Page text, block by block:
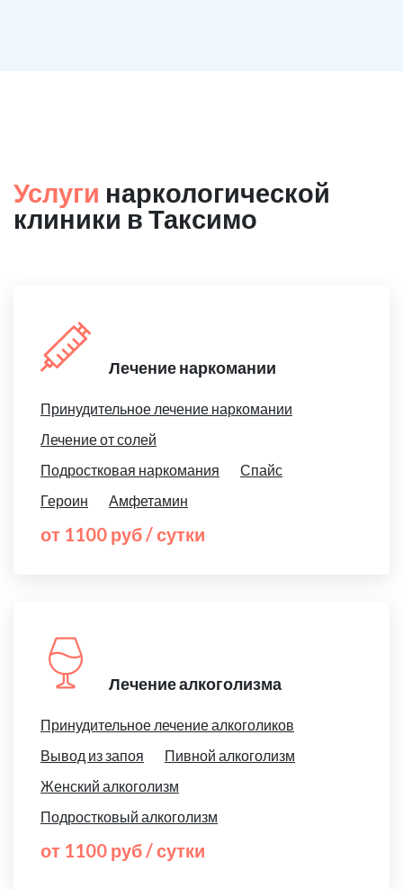
Услуги наркологической
клиники в Таксимо
Лечение наркомании
Принудительное лечение наркомании
Лечение от солей
Подростковая наркомания
Спайс
Героин
Амфетамин
от 1100 руб / сутки
Лечение алкоголизма
Принудительное лечение алкоголиков
Вывод из запоя
Пивной алкоголизм
Женский алкоголизм
Подростковый алкоголизм
от 1100 руб / сутки